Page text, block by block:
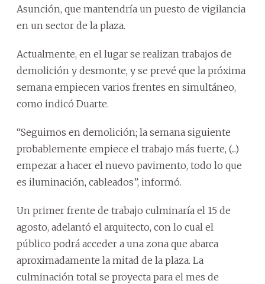
Asunción, que mantendría un puesto de vigilancia
en un sector de la plaza.
Actualmente, en el lugar se realizan trabajos de
demolición y desmonte, y se prevé que la próxima
semana empiecen varios frentes en simultáneo,
como indicó Duarte.
“Seguimos en demolición; la semana siguiente
probablemente empiece el trabajo más fuerte, (...)
empezar a hacer el nuevo pavimento, todo lo que
es iluminación, cableados”, informó.
Un primer frente de trabajo culminaría el 15 de
agosto, adelantó el arquitecto, con lo cual el
público podrá acceder a una zona que abarca
aproximadamente la mitad de la plaza. La
culminación total se proyecta para el mes de